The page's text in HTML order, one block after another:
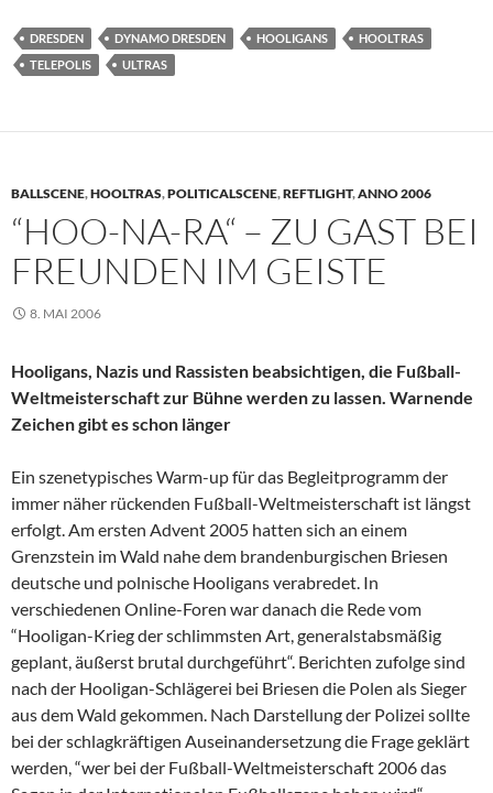
DRESDEN DYNAMO DRESDEN HOOLIGANS
HOOLTRAS
TELEPOLIS
ULTRAS
BALLSCENE,HOOLTRAS,POLITICALSCENE,REFTLIGHT,ANNO 2006
“HOO-NA-RA“ – ZU GAST BEI
FREUNDEN IM GEISTE
8. MAI 2006
Hooligans, Nazis und Rassisten beabsichtigen, die Fußball-
Weltmeisterschaft zur Bühne werden zu lassen. Warnende
Zeichen gibt es schon länger
Ein szenetypisches Warm-up für das Begleitprogramm der
immer näher rückenden Fußball-Weltmeisterschaft ist längst
erfolgt. Am ersten Advent 2005 hatten sich an einem
Grenzstein im Wald nahe dem brandenburgischen Briesen
deutsche und polnische Hooligans verabredet. In
verschiedenen Online-Foren war danach die Rede vom
“Hooligan-Krieg der schlimmsten Art, generalstabsmäßig
geplant, äußerst brutal durchgeführt“. Berichten zufolge sind
nach der Hooligan-Schlägerei bei Briesen die Polen als Sieger
aus dem Wald gekommen. Nach Darstellung der Polizei sollte
bei der schlagkräftigen Auseinandersetzung die Frage geklärt
werden, “wer bei der Fußball-Weltmeisterschaft 2006 das